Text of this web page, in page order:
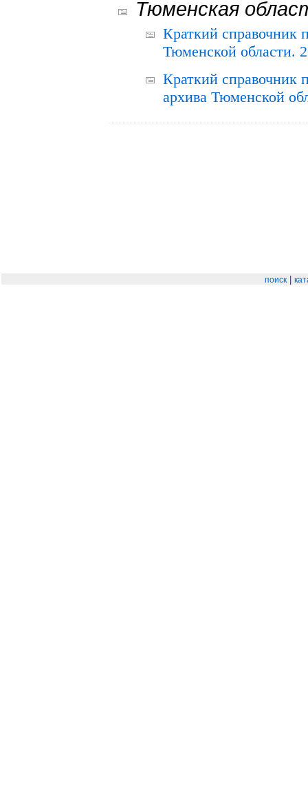
Тюменская
Краткий справочник
Тюменской области.
Краткий справочник
архива Тюменской
поиск